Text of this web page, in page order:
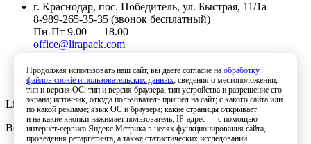
г. Краснодар, пос. Победитель, ул. Быстрая, 11/1а
8-989-265-35-35 (звонок бесплатный)
Пн-Пт 9.00 — 18.00
office@lirapack.com
Lirapack ©2026 Все права защищены.
Все торговые марки принадлежат их владельцам
Продолжая использовать наш сайт, вы даете согласие на обработку
файлов cookie и пользовательских данных: сведения о местоположении;
тип и версия ОС; тип и версия браузера; тип устройства и разрешение его
экрана; источник, откуда пользователь пришел на сайт; с какого сайта или
по какой рекламе; язык ОС и браузера; какие страницы открывает
и на какие кнопки нажимает пользователь; IP-адрес — с помощью
интернет-сервиса Яндекс.Метрика в целях функционирования сайта,
проведения ретаргетинга, а также статистических исследований